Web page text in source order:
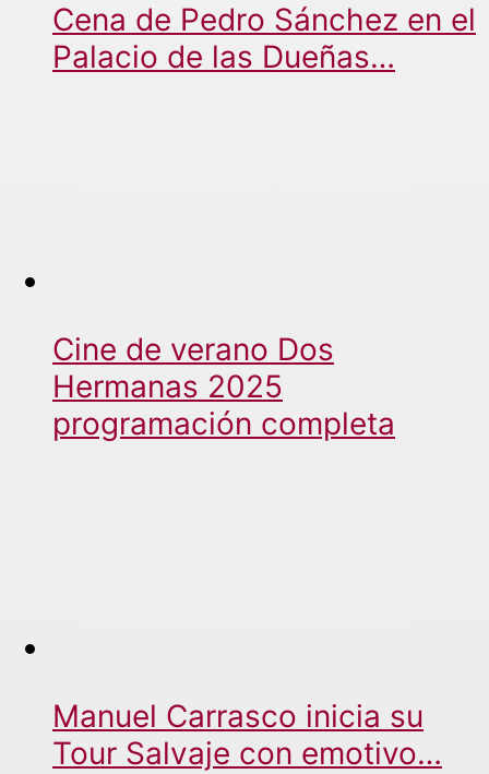
Cena de Pedro Sánchez en el
Palacio de las Dueñas…
Cine de verano Dos
Hermanas 2025
programación completa
Manuel Carrasco inicia su
Tour Salvaje con emotivo…